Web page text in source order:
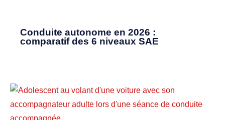
Conduite autonome en 2026 :
comparatif des 6 niveaux SAE